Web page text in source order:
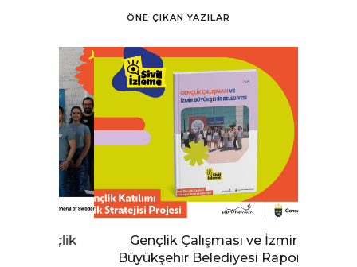
ÖNE ÇIKAN YAZILAR
Gençlik Çalışması ve İzmir
Büyükşehir Belediyesi Raporu